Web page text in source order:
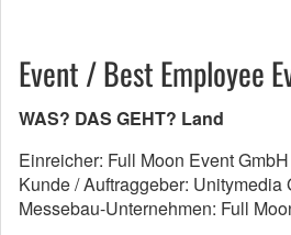
Event / Best Employee
WAS? DAS GEHT? Land
Einreicher: Full Moon Event GmbH
Kunde / Auftraggeber: Unitymedia
Messebau-Unternehmen: Full